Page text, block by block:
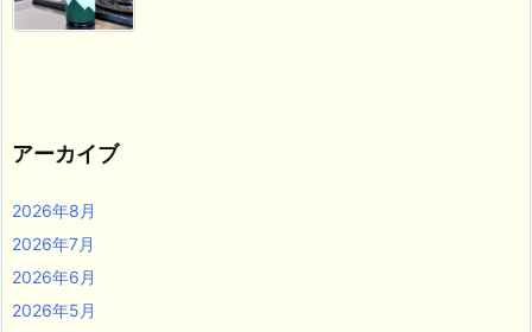
アーカイブ
2026年8月
2026年7月
2026年6月
2026年5月